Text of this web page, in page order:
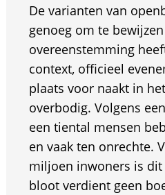
De varianten van
genoeg om te
overeenstemming
context, officieel
plaats voor naakt in
overbodig. Volgens
een tiental mensen
en vaak ten onrechte.
miljoen inwoners is
bloot verdient geen